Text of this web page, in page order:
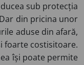
sub protecția
din pricina unor
aduse din afară,
foarte costisitoare.
își poate permite